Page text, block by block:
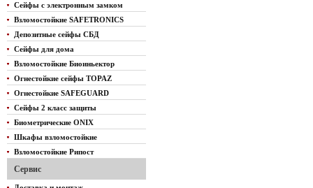
Сейфы с электронным замком
Взломостойкие SAFETRONICS
Депозитные сейфы СБД
Сейфы для дома
Взломостойкие Биоиньектор
Огнестойкие сейфы TOPAZ
Огнестойкие SAFEGUARD
Сейфы 2 класс защиты
Биометрические ONIX
Шкафы взломостойкие
Взломостойкие Рипост
Сервис